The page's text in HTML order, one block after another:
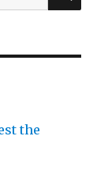
the